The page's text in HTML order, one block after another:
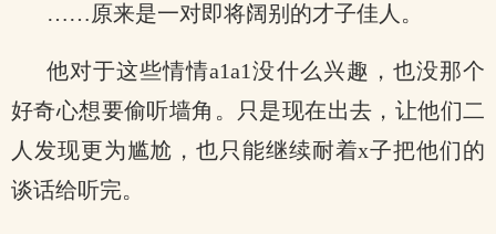
……原来是一对即将阔别的才子佳人。
他对于这些情情a1a1没什么兴趣，也没那个
好奇心想要偷听墙角。只是现在出去，让他们二
人发现更为尴尬，也只能继续耐着x子把他们的
谈话给听完。